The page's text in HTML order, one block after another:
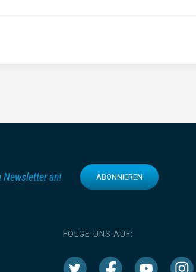
Newsletter an! ABONNIEREN
FOLGE UNS AUF: